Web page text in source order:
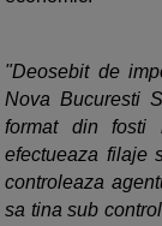
"Deosebit de
Nova Bucuresti
format din fosti
efectueaza filaje
controleaza
sa tina sub